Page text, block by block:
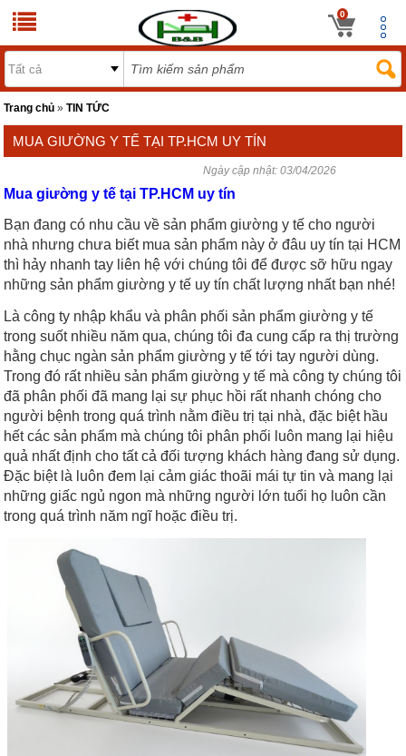
0
Trang chủ »TIN TỨC
MUA GIƯỜNG Y TẾ TẠI TP.HCM UY TÍN
Ngày cập nhật: 03/04/2026
Mua giường y tế tại TP.HCM uy tín
Bạn đang có nhu cầu về sản phẩm giường y tế cho người
nhà nhưng chưa biết mua sản phẩm này ở đâu uy tín tại HCM
thì hảy nhanh tay liên hệ với chúng tôi để được sỡ hữu ngay
những sản phẩm giường y tế uy tín chất lượng nhất bạn nhé!
Là công ty nhập khẩu và phân phối sản phẩm giường y tế
trong suốt nhiều năm qua, chúng tôi đa cung cấp ra thị trường
hằng chục ngàn sản phẩm giường y tế tới tay người dùng.
Trong đó rất nhiều sản phẩm giường y tế mà công ty chúng tôi
đã phân phối đã mang lại sự phục hồi rất nhanh chóng cho
người bệnh trong quá trình nằm điều trị tại nhà, đặc biệt hầu
hết các sản phẩm mà chúng tôi phân phối luôn mang lại hiệu
quả nhất định cho tất cả đối tượng khách hàng đang sử dụng.
Đặc biệt là luôn đem lại cảm giác thoãi mái tự tin và mang lại
những giấc ngủ ngon mà những người lớn tuổi họ luôn cần
trong quá trình năm ngĩ hoặc điều trị.